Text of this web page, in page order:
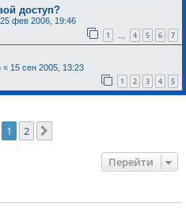
доступ?
25 фев 2006, 19:46
1 … 4 5 6 7
« 15 сен 2005, 13:23
1 2 3 4 5
1 2
Перейти